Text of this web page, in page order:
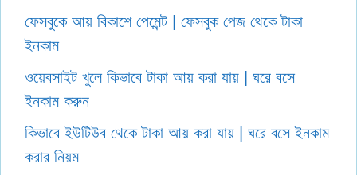
ফেসবুকে আয় বিকাশে পেমেন্ট | ফেসবুক পেজ থেকে টাকা
ইনকাম
ওয়েবসাইট খুলে কিভাবে টাকা আয় করা যায় | ঘরে বসে
ইনকাম করুন
কিভাবে ইউটিউব থেকে টাকা আয় করা যায় | ঘরে বসে ইনকাম
করার নিয়ম